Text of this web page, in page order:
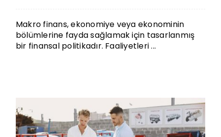
Makro finans, ekonomiye veya ekonominin
bölümlerine fayda sağlamak için tasarlanmış
bir finansal politikadır. Faaliyetleri ...